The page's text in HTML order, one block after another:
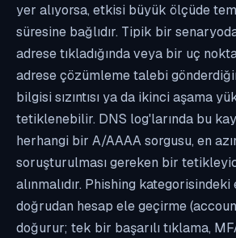
yer alıyorsa, etkisi büyük ölçüde
süresine bağlıdır. Tipik bir
adrese tıkladığında veya bir uç
adrese çözümleme talebi
bilgisi sızıntısı ya da ikinci aşama
tetiklenebilir. DNS log'larında bu
herhangi bir A/AAAA sorgusu, en
soruşturulması gereken bir
alınmalıdır. Phishing
doğrudan hesap ele geçirme
doğurur; tek bir başarılı tıklama,